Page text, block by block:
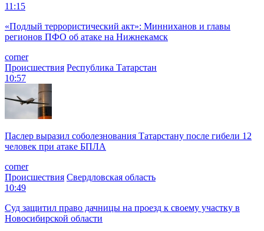
11:15
«Подлый террористический акт»: Минниханов и главы
регионов ПФО об атаке на Нижнекамск
corner
Происшествия Республика Татарстан
10:57
Паслер выразил соболезнования Татарстану после гибели 12
человек при атаке БПЛА
corner
Происшествия Свердловская область
10:49
Суд защитил право дачницы на проезд к своему участку в
Новосибирской области